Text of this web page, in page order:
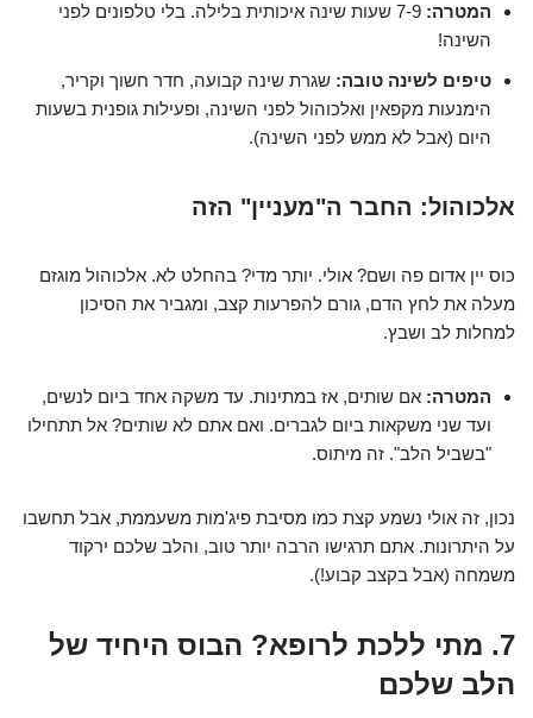
המטרה:
7-9 שעות שינה איכותית בלילה. בלי טלפונים לפני
השינה!
טיפים לשינה טובה: שגרת שינה קבועה, חדר חשוך וקריר,
הימנעות מקפאין ואלכוהול לפני השינה, ופעילות גופנית בשעות
היום (אבל לא ממש לפני השינה).
אלכוהול: החבר ה"מעניין" הזה
כוס יין אדום פה ושם? אולי. יותר מדי? בהחלט לא. אלכוהול מוגזם
מעלה את לחץ הדם, גורם להפרעות קצב, ומגביר את הסיכון
למחלות לב ושבץ.
המטרה: אם שותים, אז במתינות. עד משקה אחד ביום לנשים,
ועד שני משקאות ביום לגברים. ואם אתם לא שותים? אל תתחילו
"בשביל הלב". זה מיתוס.
נכון, זה אולי נשמע קצת כמו מסיבת פיג'מות משעממת, אבל תחשבו
על היתרונות. אתם תרגישו הרבה יותר טוב, והלב שלכם ירקוד
משמחה (אבל בקצב קבוע!).
7. מתי ללכת לרופא? הבוס היחיד של
הלב שלכם